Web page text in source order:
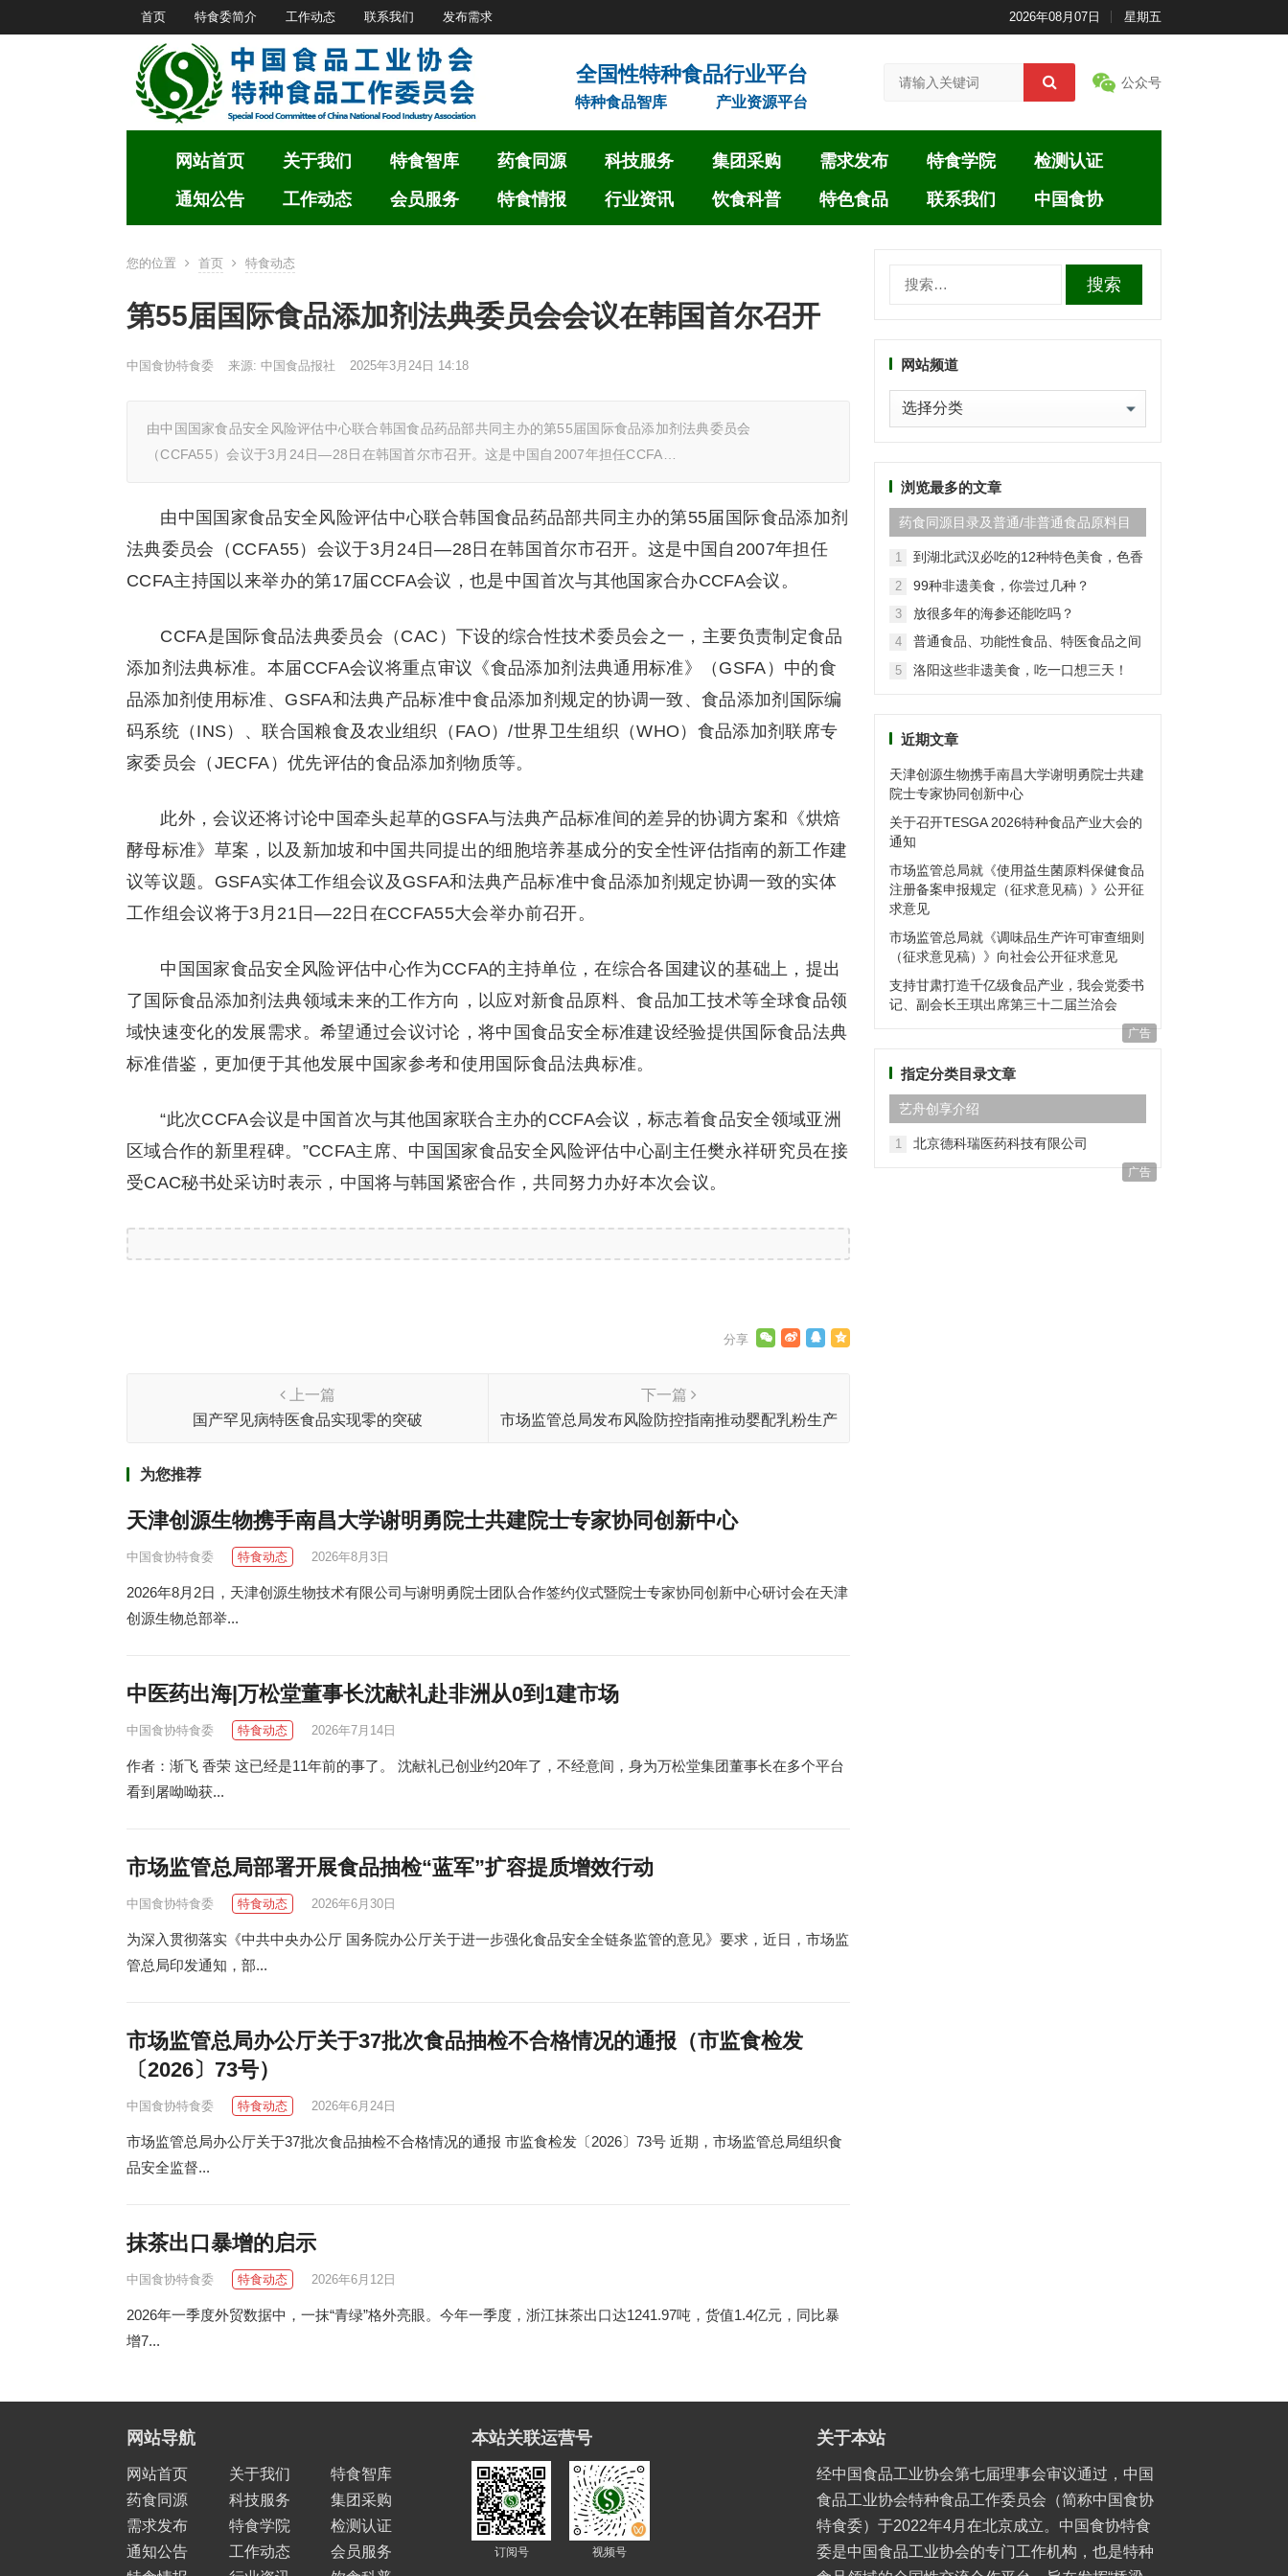
首页 特食委简介 工作动态 联系我们 发布需求 2026年08月07日 星期五
特种食品智库 产业资源平台
公众号
网站首页 关于我们 特食智库 药食同源 科技服务 集团采购 需求发布 特食学院
检测认证
通知公告
工作动态 会员服务 特食情报 行业资讯 饮食科普 特色食品 联系我们 中国食协
您的位置 首页 特食动态
第55届国际食品添加剂法典委员会会议在韩国首尔召开
中国食协特食委 来源: 中国食品报社 2025年3月24日 14:18
由中国国家食品安全风险评估中心联合韩国食品药品部共同主办的第55届国际食品添加剂法典委员会
（CCFA55）会议于3月24日—28日在韩国首尔市召开。这是中国自2007年担任CCFA…
由中国国家食品安全风险评估中心联合韩国食品药品部共同主办的第55届国际食品添加剂
法典委员会（CCFA55）会议于3月24日—28日在韩国首尔市召开。这是中国自2007年担任
CCFA主持国以来举办的第17届CCFA会议，也是中国首次与其他国家合办CCFA会议。
CCFA是国际食品法典委员会（CAC）下设的综合性技术委员会之一，主要负责制定食品
添加剂法典标准。本届CCFA会议将重点审议《食品添加剂法典通用标准》（GSFA）中的食
品添加剂使用标准、GSFA和法典产品标准中食品添加剂规定的协调一致、食品添加剂国际编
码系统（INS）、联合国粮食及农业组织（FAO）/世界卫生组织（WHO）食品添加剂联席专
家委员会（JECFA）优先评估的食品添加剂物质等。
此外，会议还将讨论中国牵头起草的GSFA与法典产品标准间的差异的协调方案和《烘焙
酵母标准》草案，以及新加坡和中国共同提出的细胞培养基成分的安全性评估指南的新工作建
议等议题。GSFA实体工作组会议及GSFA和法典产品标准中食品添加剂规定协调一致的实体
工作组会议将于3月21日—22日在CCFA55大会举办前召开。
中国国家食品安全风险评估中心作为CCFA的主持单位，在综合各国建议的基础上，提出
了国际食品添加剂法典领域未来的工作方向，以应对新食品原料、食品加工技术等全球食品领
域快速变化的发展需求。希望通过会议讨论，将中国食品安全标准建设经验提供国际食品法典
标准借鉴，更加便于其他发展中国家参考和使用国际食品法典标准。
“此次CCFA会议是中国首次与其他国家联合主办的CCFA会议，标志着食品安全领域亚洲
区域合作的新里程碑。”CCFA主席、中国国家食品安全风险评估中心副主任樊永祥研究员在接
受CAC秘书处采访时表示，中国将与韩国紧密合作，共同努力办好本次会议。
上一篇
国产罕见病特医食品实现零的突破
下一篇
市场监管总局发布风险防控指南推动婴配乳粉生产
为您推荐
天津创源生物携手南昌大学谢明勇院士共建院士专家协同创新中心
中国食协特食委 特食动态 2026年8月3日
2026年8月2日，天津创源生物技术有限公司与谢明勇院士团队合作签约仪式暨院士专家协同创新中心研讨会在天津
创源生物总部举...
中医药出海|万松堂董事长沈献礼赴非洲从0到1建市场
中国食协特食委 特食动态 2026年7月14日
作者：渐飞 香荣 这已经是11年前的事了。 沈献礼已创业约20年了，不经意间，身为万松堂集团董事长在多个平台
看到屠呦呦获...
市场监管总局部署开展食品抽检“蓝军”扩容提质增效行动
中国食协特食委 特食动态 2026年6月30日
为深入贯彻落实《中共中央办公厅 国务院办公厅关于进一步强化食品安全全链条监管的意见》要求，近日，市场监
管总局印发通知，部...
市场监管总局办公厅关于37批次食品抽检不合格情况的通报（市监食检发
〔2026〕73号）
中国食协特食委 特食动态 2026年6月24日
市场监管总局办公厅关于37批次食品抽检不合格情况的通报 市监食检发〔2026〕73号 近期，市场监管总局组织食
品安全监督...
抹茶出口暴增的启示
中国食协特食委 特食动态 2026年6月12日
2026年一季度外贸数据中，一抹“青绿”格外亮眼。今年一季度，浙江抹茶出口达1241.97吨，货值1.4亿元，同比暴
增7...
网站频道
网
站
道浏览最多的文章
药食同源目录及普通/非普通食品原料目
录(2024最新版)
1
到湖北武汉必吃的12种特色美食，色香
2 99种非遗美食，你尝过几种？
3 放很多年的海参还能吃吗？
4
普通食品、功能性食品、特医食品之间
5 洛阳这些非遗美食，吃一口想三天！
近期文章
天津创源生物携手南昌大学谢明勇院士共建
院士专家协同创新中心
关于召开TESGA 2026特种食品产业大会的
通知
市场监管总局就《使用益生菌原料保健食品
注册备案申报规定（征求意见稿）》公开征
求意见
市场监管总局就《调味品生产许可审查细则
（征求意见稿）》向社会公开征求意见
支持甘肃打造千亿级食品产业，我会党委书
记、副会长王琪出席第三十二届兰洽会
广告
指定分类目录文章
艺⾈创享介绍
1 北京德科瑞医药科技有限公司
广告
网站导航
网站首页 关于我们
特食智库
药食同源
科技服务
集团采购
需求发布
特食学院
检测认证
通知公告
工作动态
会员服务
本站关联运营号
订阅号 视频号
关于本站
经中国食品工业协会第七届理事会审议通过，中国
食品工业协会特种食品工作委员会（简称中国食协
特食委）于2022年4月在北京成立。中国食协特食
委是中国食品工业协会的专门工作机构，也是特种